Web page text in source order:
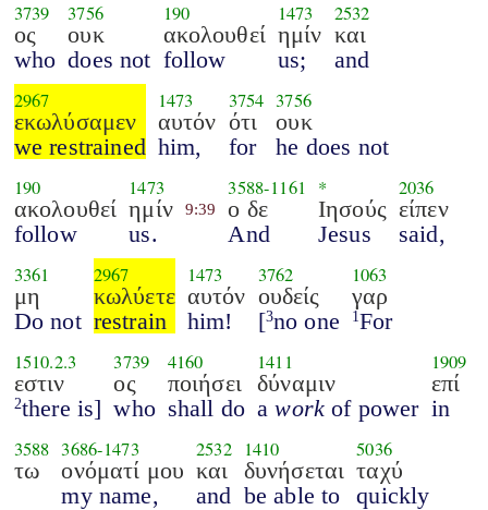
3739
ος
who
3756
ουκ
does not
190
ακολουθεί
follow
1473
ημίν
us;
2532
και
and
2967
εκωλύσαμεν
we restrained
1473
αυτόν
him,
3754
ότι
for
3756
ουκ
he does not
190
ακολουθεί
follow
1473
ημίν
us.
9:39
3588-1161
ο δε
And
*
Ιησούς
Jesus
2036
είπεν
said,
3361
μη
Do not
2967
κωλύετε
restrain
1473
αυτόν
him!
3762
ουδείς
[3no one
1063
γαρ
1For
1510.2.3
εστιν
2there is]
3739
ος
who
4160
ποιήσει
shall do
1411
δύναμιν
awork of power
1909
επί
in
3588
τω
3686-1473
ονόματί μου
my name,
2532
και
and
1410
δυνήσεται
be able to
5036
ταχύ
quickly